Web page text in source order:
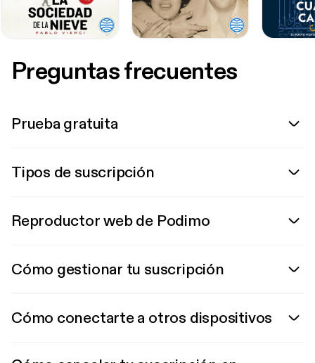
Preguntas frecuentes
Prueba gratuita
Tipos de suscripción
Reproductor web de Podimo
Cómo gestionar tu suscripción
Cómo conectarte a otros dispositivos